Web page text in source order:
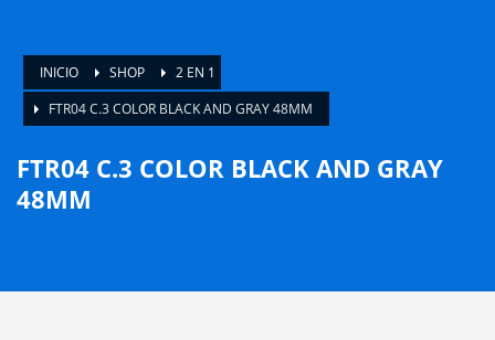
INICIO SHOP
2 EN 1
FTR04 C.3 COLOR BLACK AND GRAY 48MM
FTR04 C.3 COLOR BLACK AND GRAY
48MM